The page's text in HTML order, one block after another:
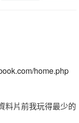
home.php
料片前我玩得最少的